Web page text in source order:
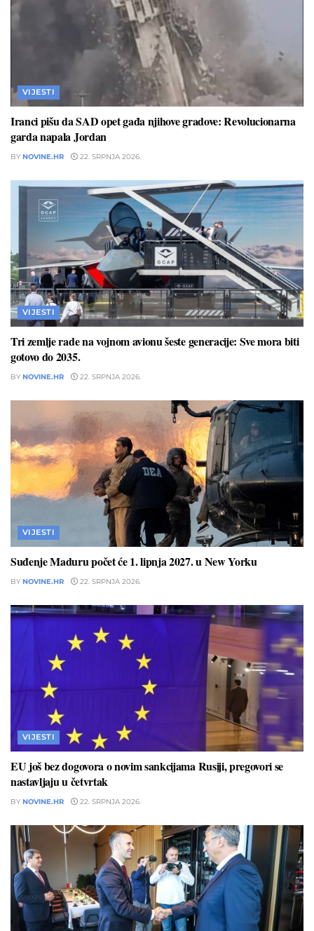
VIJESTI
Iranci pišu da SAD opet gađa njihove gradove: Revolucionarna
garda napala Jordan
BY NOVINE.HR 22. SRPNJA 2026.
VIJESTI
Tri zemlje rade na vojnom avionu šeste generacije: Sve mora biti
gotovo do 2035.
BY NOVINE.HR 22. SRPNJA 2026.
VIJESTI
Suđenje Maduru počet će 1. lipnja 2027. u New Yorku
BY NOVINE.HR 22. SRPNJA 2026.
VIJESTI
EU još bez dogovora o novim sankcijama Rusiji, pregovori se
nastavljaju u četvrtak
BY NOVINE.HR 22. SRPNJA 2026.